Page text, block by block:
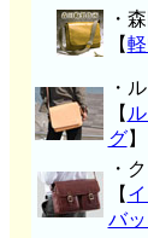
・
【
・
【
グ】
・
【
バ